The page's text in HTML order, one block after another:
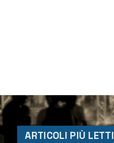
ARTICOLI PIÙ LETTI